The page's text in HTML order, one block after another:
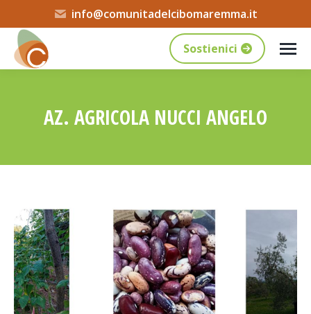
info@comunitadelcibomaremma.it
Sostienici
AZ. AGRICOLA NUCCI ANGELO